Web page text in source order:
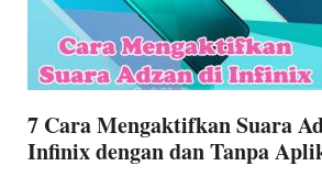
7 Cara Mengaktifkan Suara
Infinix dengan dan Tanpa